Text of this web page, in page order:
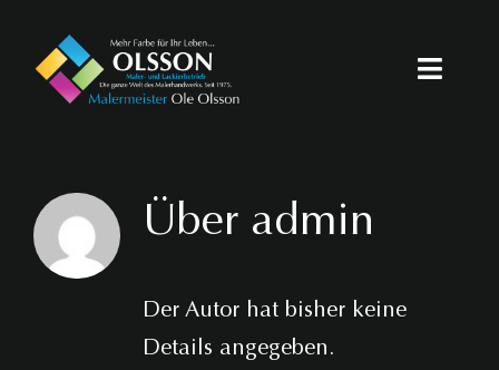
Inhalt
springen
Toggle
Dienstleistungen
Fotogalerie
Über admin
Der Autor hat bisher keine
Details angegeben.